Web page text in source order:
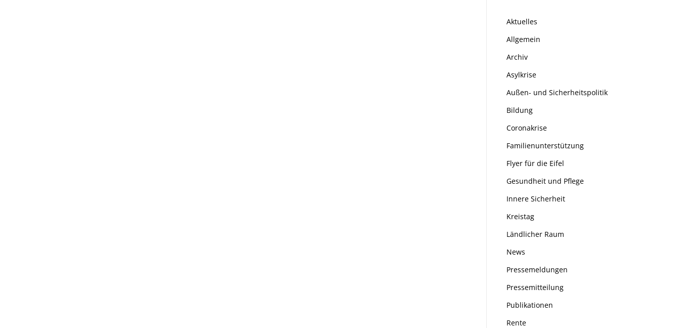
Aktuelles
Allgemein
Archiv
Asylkrise
Außen- und Sicherheitspolitik
Bildung
Coronakrise
Familienunterstützung
Flyer für die Eifel
Gesundheit und Pflege
Innere Sicherheit
Kreistag
Ländlicher Raum
News
Pressemeldungen
Pressemitteilung
Publikationen
Rente